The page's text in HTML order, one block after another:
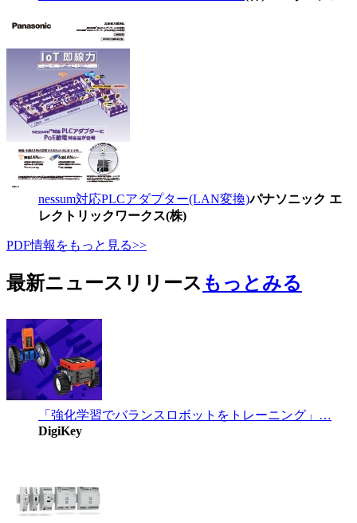
nessum対応PLCアダプター(LAN変換)パナソニック エ
レクトリックワークス(株)
PDF情報をもっと見る>>
最新ニュースリリース もっとみる
「強化学習でバランスロボットをトレーニング」…
DigiKey